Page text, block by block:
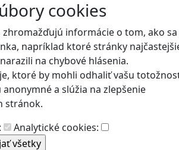
cookies
informácie o tom, ako sa
napríklad ktoré stránky
na chybové hlásenia.
ktoré by mohli odhaliť vašu
a slúžia na zlepšenie
stránok.
Analytické cookies: